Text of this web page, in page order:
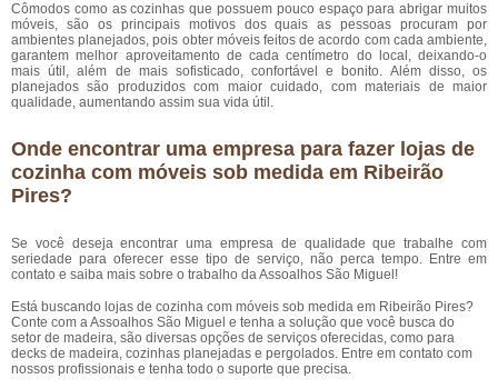
Cômodos como as cozinhas que possuem pouco espaço para abrigar muitos
móveis, são os principais motivos dos quais as pessoas procuram por
ambientes planejados, pois obter móveis feitos de acordo com cada ambiente,
garantem melhor aproveitamento de cada centímetro do local, deixando-o
mais útil, além de mais sofisticado, confortável e bonito. Além disso, os
planejados são produzidos com maior cuidado, com materiais de maior
qualidade, aumentando assim sua vida útil.
Onde encontrar uma empresa para fazer lojas de
cozinha com móveis sob medida em Ribeirão
Pires?
Se você deseja encontrar uma empresa de qualidade que trabalhe com
seriedade para oferecer esse tipo de serviço, não perca tempo. Entre em
contato e saiba mais sobre o trabalho da Assoalhos São Miguel!
Está buscando lojas de cozinha com móveis sob medida em Ribeirão Pires?
Conte com a Assoalhos São Miguel e tenha a solução que você busca do
setor de madeira, são diversas opções de serviços oferecidas, como para
decks de madeira, cozinhas planejadas e pergolados. Entre em contato com
nossos profissionais e tenha todo o suporte que precisa.